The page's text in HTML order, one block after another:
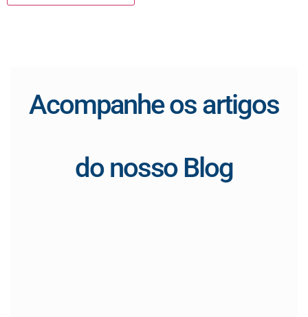
Acompanhe os artigos
do nosso Blog